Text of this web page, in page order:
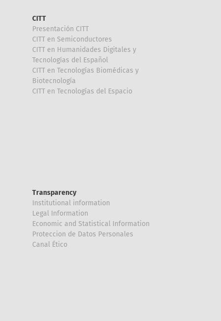
CITT
Presentación CITT
CITT en Semiconductores
CITT en Humanidades Digitales y
Tecnologías del Español
CITT en Tecnologías Biomédicas y
Biotecnología
CITT en Tecnologías del Espacio
Transparency
Institutional information
Legal Information
Economic and Statistical Information
Proteccion de Datos Personales
Canal Ético